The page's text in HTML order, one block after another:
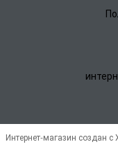
Интернет-магазин создан с